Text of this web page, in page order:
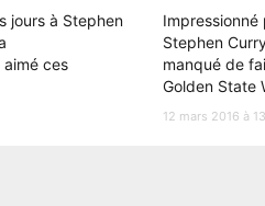
jours à Stephen
ces
Stephen
manqué de
Golden State
12 mars 2016 à